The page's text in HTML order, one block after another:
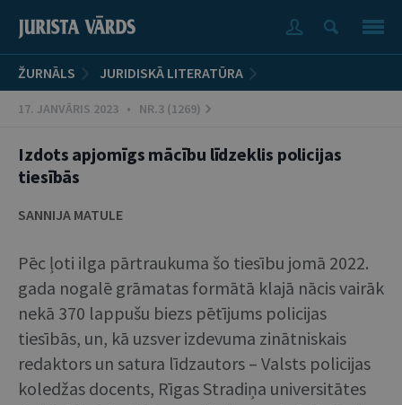
ŽURNĀLS JURIDISKĀ LITERATŪRA
17. JANVĀRIS 2023 • NR.3 (1269)
Izdots apjomīgs mācību līdzeklis policijas
tiesībās
SANNIJA MATULE
Pēc ļoti ilga pārtraukuma šo tiesību jomā 2022.
gada nogalē grāmatas formātā klajā nācis vairāk
nekā 370 lappušu biezs pētījums policijas
tiesībās, un, kā uzsver izdevuma zinātniskais
redaktors un satura līdzautors – Valsts policijas
koledžas docents, Rīgas Stradiņa universitātes